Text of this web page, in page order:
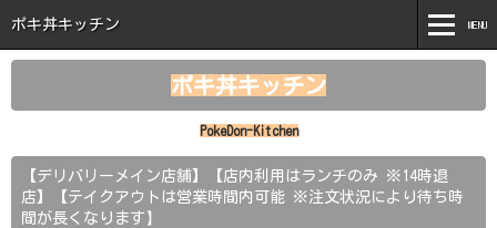
ポキ丼キッチン
ポキ丼キッチン
PokeDon-Kitchen
【デリバリーメイン店舗】【店内利用はランチのみ ※14時退
店】【テイクアウトは営業時間内可能 ※注文状況により待ち時
間が長くなります 】
MENU
MENU
商品紹介